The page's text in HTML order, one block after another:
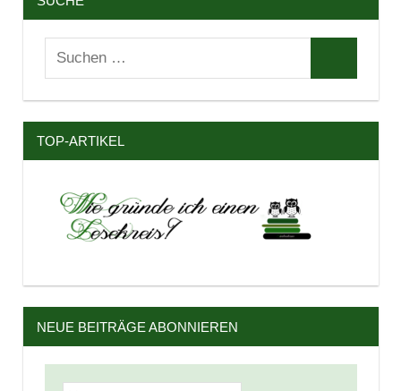
Suchen
TOP-ARTIKEL
NEUE BEITRÄGE ABONNIEREN